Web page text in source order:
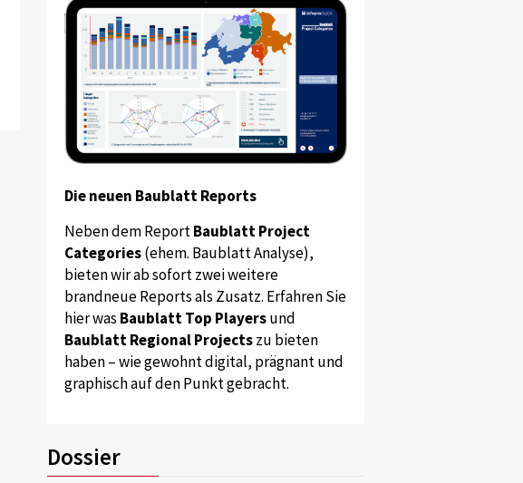
Die neuen Baublatt Reports
Neben dem ReportBaublatt Project
Categories(ehem. Baublatt Analyse),
bieten wir ab sofort zwei weitere
brandneue Reports als Zusatz. Erfahren Sie
hier was Baublatt Top Playersund
Baublatt Regional Projectszu bieten
haben – wie gewohnt digital, prägnant und
graphisch auf den Punkt gebracht.
Dossier